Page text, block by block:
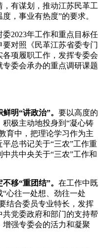
有谋划，推动江苏民革工
，事业有热度”的要求。
2023年工作和重点目标任
对照《民革江苏省委专门
项履职工作，发挥专委会
委会承办的重点调研课题
明“讲政治”。 要以高度的
极主动地投身到 “凝心铸
育中，把理论学习作为主
总书记关于“三农”工作重
共中央关于“三农”工作和
移“重团结”。 在工作中既
“心往一处想、劲往一处
结合委员专业特长，发挥
党委政府和部门的支持帮
强专委会的活力和凝聚